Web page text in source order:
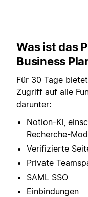
Was ist das
Business
Für 30 Tage
Zugriff auf alle
darunter:
Notion-KI,
Recherche-
Verifizierte
Private
SAML SSO
Einbindungen